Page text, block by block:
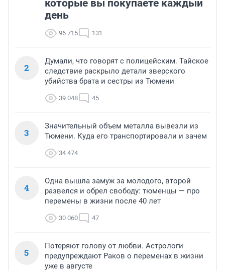
которые вы покупаете каждый
день
96 715 131
2
Думали, что говорят с полицейским. Тайское
следствие раскрыло детали зверского
убийства брата и сестры из Тюмени
39 048 45
3
Значительный объем металла вывезли из
Тюмени. Куда его транспортировали и зачем
34 474
4
Одна вышла замуж за молодого, второй
развелся и обрел свободу: тюменцы — про
перемены в жизни после 40 лет
30 060 47
5
Потеряют голову от любви. Астрологи
предупреждают Раков о переменах в жизни
уже в августе